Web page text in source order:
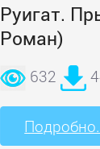
Руигат.
Роман)
632